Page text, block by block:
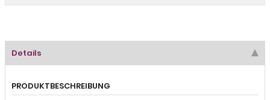
Details
PRODUKTBESCHREIBUNG